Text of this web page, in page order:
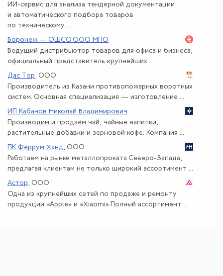
ИИ-сервис для анализа тендерной документации
и автоматического подбора товаров
по техническому ...
Воронеж — ОШСО ООО МПО
Ведущий дистрибьютор товаров для офиса и бизнеса,
официальный представитель крупнейших ...
Дас Тор , ООО
Производитель из Казани противопожарных воротных
систем. Основная специализация — изготовление ...
ИП Кабанов Николай Владимирович
Производим и продаём чай, чайные напитки,
растительные добавки и зерновой кофе. Компания ...
ПК Феррум Ханд , ООО
Работаем на рынке металлопроката Северо-Запада,
предлагая клиентам не только широкий ассортимент ...
Астор , ООО
Одна из крупнейших сетей по продаже и ремонту
продукции «Apple» и «Xiaomi».Полный ассортимент ...